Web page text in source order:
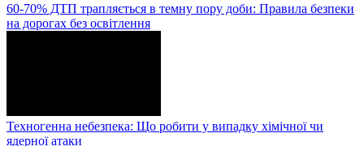
60-70% ДТП трапляється в темну пору доби: Правила безпеки
на дорогах без освітлення
Техногенна небезпека: Що робити у випадку хімічної чи
ядерної атаки